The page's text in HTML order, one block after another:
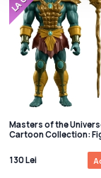
Masters of the
Cartoon Collection:
130 Lei